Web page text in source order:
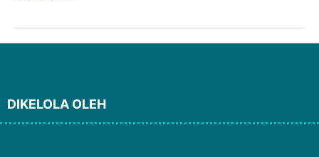
DIKELOLA OLEH